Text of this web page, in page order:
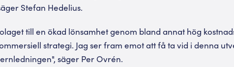
Stefan Hedelius.
till en ökad lönsamhet genom bland annat hög
strategi. Jag ser fram emot att få ta vid i denna
säger Per Ovrén.